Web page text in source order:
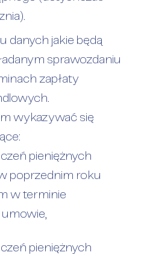
danych jakie będą
sprawozdaniu
zapłaty
wykazywać się
pieniężnych
poprzednim roku
w terminie
pieniężnych